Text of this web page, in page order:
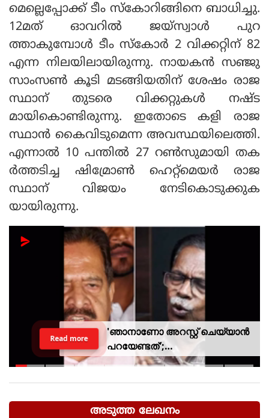
മെല്ലെപ്പോക്ക് ടീം സ്‌കോറിങ്ങിനെ ബാധിച്ചു.
12മത് ഓവറില്‍ ജയ്‌സ്വാള്‍ പുറ
ത്താകുമ്പോള്‍ ടീം സ്‌കോര്‍ 2 വിക്കറ്റിന് 82
എന്ന നിലയിലായിരുന്നു. നായകന്‍ സഞ്ജു
സാംസണ്‍ കൂടി മടങ്ങിയതിന് ശേഷം രാജ
സ്ഥാന് തുടരെ വിക്കറ്റുകള്‍ നഷ്ട
മായികൊണ്ടിരുന്നു. ഇതോടെ കളി രാജ
സ്ഥാന്‍ കൈവിടുമെന്ന അവസ്ഥയിലെത്തി.
എന്നാല്‍ 10 പന്തില്‍ 27 റണ്‍സുമായി തക
ര്‍ത്തടിച്ച ഷിമ്രോണ്‍ ഹെറ്റ്‌മെയര്‍ രാജ
സ്ഥാന് വിജയം നേടികൊടുക്കുക
യായിരുന്നു.
'ഞാനാണോ അറസ്റ്റ് ചെയ്യാൻ
പറയേണ്ടത്';
ടി.ജി.മോഹൻദാസിനെതിരായ
Read more
അടുത്ത ലേഖനം